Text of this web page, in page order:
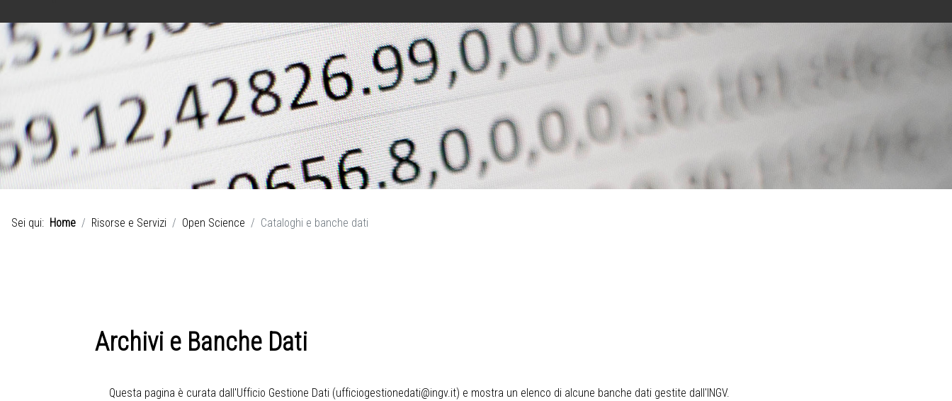
Sei qui: Home Risorse e Servizi Open Science Cataloghi e banche dati
Archivi e Banche Dati
Questa pagina è curata dall'Ufficio Gestione Dati (ufficiogestionedati@ingv.it) e mostra un elenco di alcune banche dati gestite dall'INGV.